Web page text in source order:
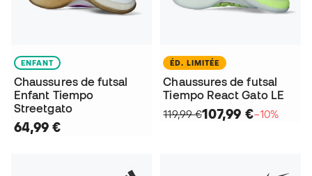
ENFANT
Chaussures de futsal
Enfant Tiempo
Streetgato
64,99 €
ÉD. LIMITÉE
Chaussures de futsal
Tiempo React Gato LE
119,99 €107,99 €−10%